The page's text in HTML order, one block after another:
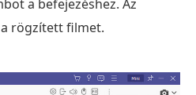
a befejezéshez. Az
rögzített filmet.